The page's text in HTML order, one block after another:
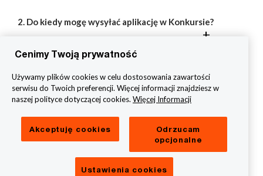
2. Do kiedy mogę wysyłać aplikację w Konkursie?
4. Czy mogę zaaplikować w więcej niż jednej
kategorii?
5. Czy muszę wypełnić cały formularz
zgłoszeniowy za jednym razem?
Cenimy Twoją prywatność
Używamy plików cookies w celu dostosowania zawartości
serwisu do Twoich preferencji. Więcej informacji znajdziesz w
naszej polityce dotyczącej cookies. Więcej Informacji
Akceptuję cookies
Odrzucam
opcjonalne
Ustawienia cookies